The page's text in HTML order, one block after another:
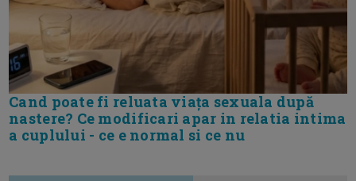
Cand poate fi reluata viața sexuala după
nastere? Ce modificari apar in relatia intima
a cuplului - ce e normal si ce nu